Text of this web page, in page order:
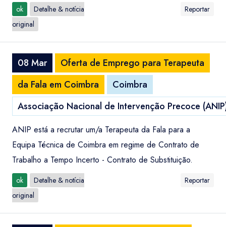
ok
Detalhe & notícia
original
Reportar
08 Mar
Oferta de Emprego para Terapeuta
da Fala em Coimbra
Coimbra
Associação Nacional de Intervenção Precoce
ANIP está a recrutar um/a Terapeuta da Fala para a
Equipa Técnica de Coimbra em regime de Contrato de
Trabalho a Tempo Incerto - Contrato de Substituição.
ok
Detalhe & notícia
original
Reportar